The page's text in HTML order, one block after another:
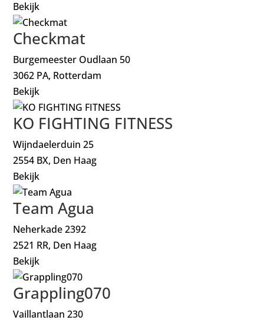
Bekijk
Checkmat
Burgemeester Oudlaan 50
3062 PA, Rotterdam
Bekijk
KO FIGHTING FITNESS
Wijndaelerduin 25
2554 BX, Den Haag
Bekijk
Team Agua
Neherkade 2392
2521 RR, Den Haag
Bekijk
Grappling070
Vaillantlaan 230